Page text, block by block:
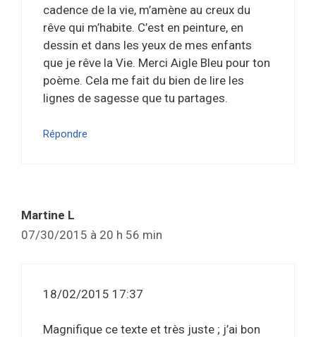
cadence de la vie, m’amène au creux du
rêve qui m’habite. C’est en peinture, en
dessin et dans les yeux de mes enfants
que je rêve la Vie. Merci Aigle Bleu pour ton
poème. Cela me fait du bien de lire les
lignes de sagesse que tu partages.
Répondre
Martine L
07/30/2015 à 20 h 56 min
18/02/2015 17:37
Magnifique ce texte et très juste ; j’ai bon